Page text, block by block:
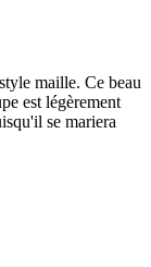
maille. Ce beau
est légèrement
se mariera